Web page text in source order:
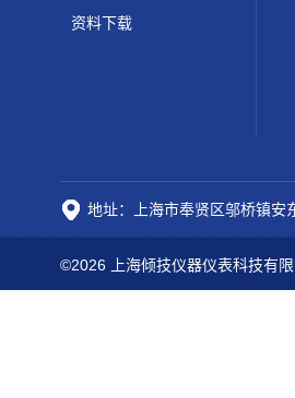
资料下载
地址：上海市奉贤区邬桥镇安
©2026 上海倾技仪器仪表科技有